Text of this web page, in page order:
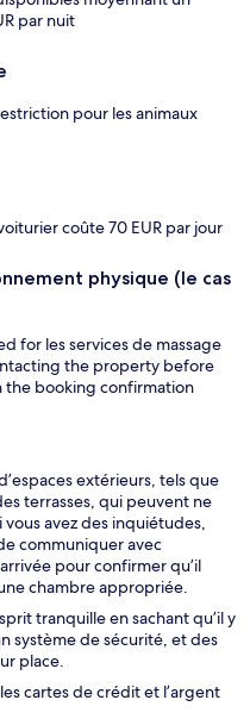
par nuit
pour les animaux
coûte 70 EUR par jour
physique (le cas
for les services de massage
the property before
the booking confirmation
extérieurs, tels que
terrasses, qui peuvent ne
vous avez des inquiétudes,
communiquer avec
pour confirmer qu’il
chambre appropriée.
tranquille en sachant qu’il y
système de sécurité, et des
place.
cartes de crédit et l’argent